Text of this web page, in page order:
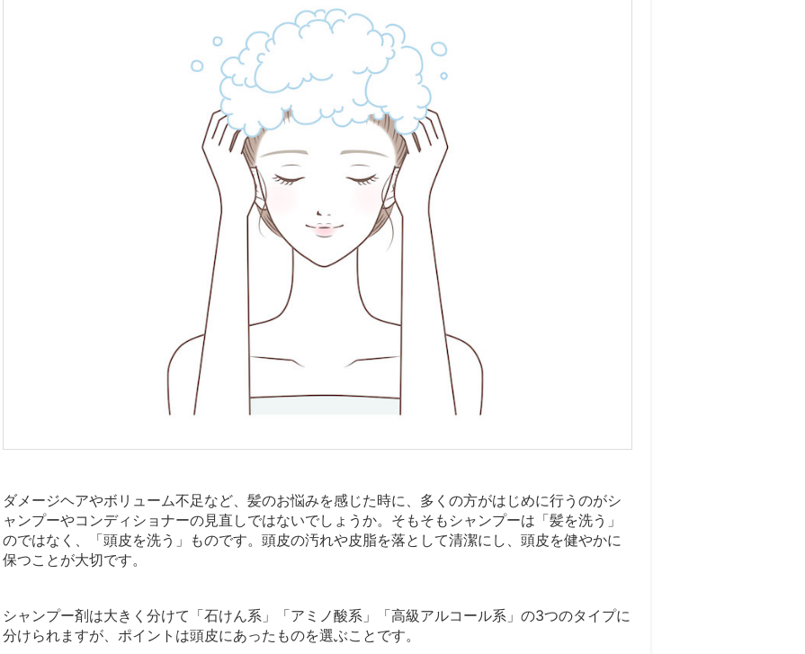
ダメージヘアやボリューム不足など、髪のお悩みを感じた時に、多くの方がはじめに行うのがシ
ャンプーやコンディショナーの見直しではないでしょうか。 そもそもシャンプーは「髪を洗う」
のではなく、「頭皮を洗う」ものです。頭皮の汚れや皮脂を落として清潔にし、頭皮を健やかに
保つことが大切です。
シャンプー剤は大きく分けて「石けん系」「アミノ酸系」「高級アルコール系」の3つのタイプに
分けられますが、ポイントは頭皮にあったものを選ぶことです。